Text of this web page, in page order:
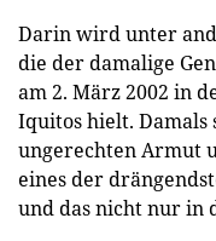
Darin wird unter
die der damalige
am 2. März 2002 in
Iquitos hielt. Damals
ungerechten Armut
eines der
und das nicht nur in